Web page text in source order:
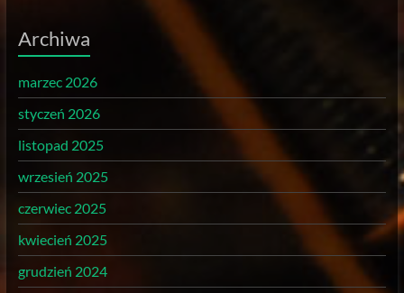
Archiwa
marzec 2026
styczeń 2026
listopad 2025
wrzesień 2025
czerwiec 2025
kwiecień 2025
grudzień 2024